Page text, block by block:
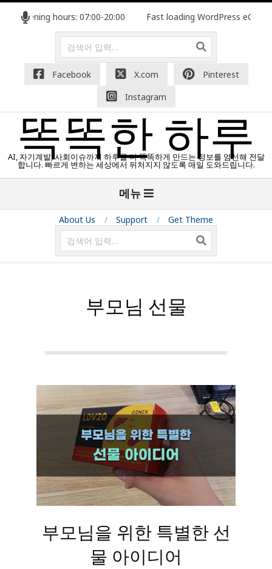
기
Opening hours: 07:00-20:00 Fast loading WordPress
Facebook
X.com
Pinterest
Instagram
똑똑한 하루
AI, 자기계발, 사회이슈까지 하루를 더 똑똑하게 만드는 정보를 엄선해 전달
합니다. 빠르게 변하는 세상에서 뒤처지지 않도록 매일 도와드립니다.
메뉴
About Us Support
Get Theme
부모님 선물
부모님을 위한 특별한 선
물 아이디어